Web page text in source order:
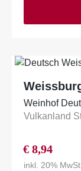
Weinhof
Vulkanland
€ 8,94
inkl. 20% MwSt.